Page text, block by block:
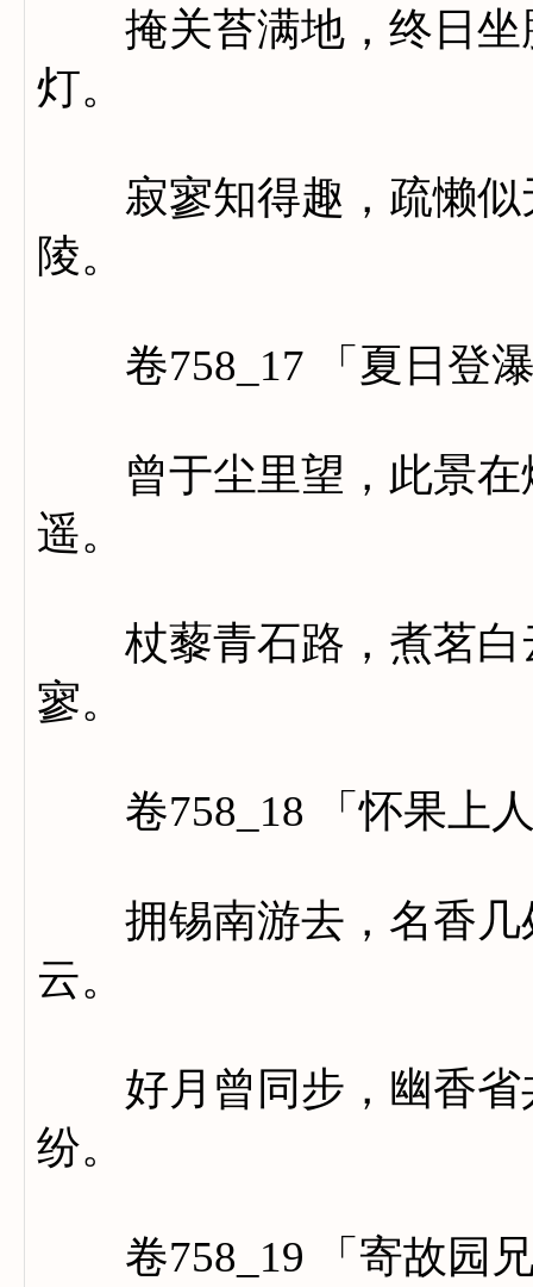
掩关苔满地，终日坐
灯。
寂寥知得趣，疏懒似
陵。
卷758_17 「夏日登瀑
曾于尘里望，此景在
遥。
杖藜青石路，煮茗白
寥。
卷758_18 「怀果上
拥锡南游去，名香几
云。
好月曾同步，幽香省
纷。
卷758_19 「寄故园